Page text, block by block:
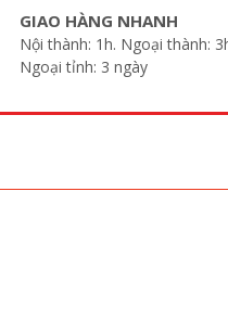
GIAO HÀNG NHANH
Nội thành: 1h. Ngoại thành:
Ngoại tỉnh: 3 ngày